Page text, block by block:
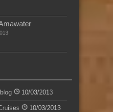
10/03/2013
10/03/2013